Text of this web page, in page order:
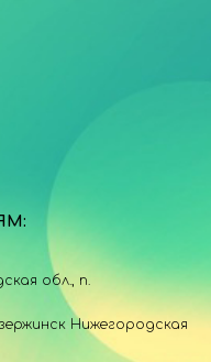
обл., п.
Нижегородская